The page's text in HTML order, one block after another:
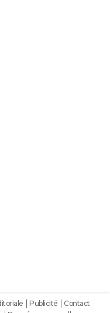
Publicité
Contact